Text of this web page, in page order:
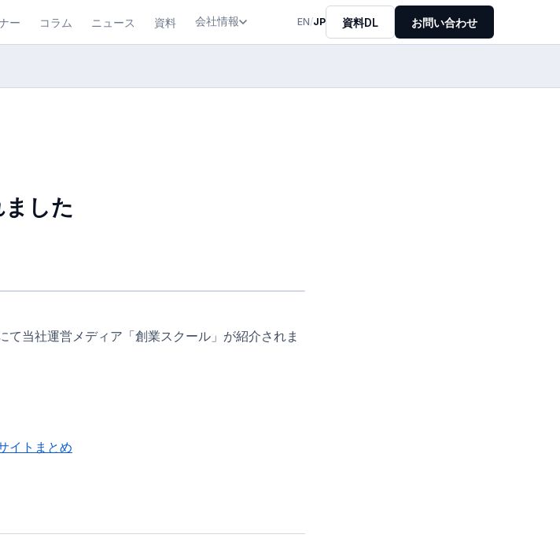
ー コラム ニュース 資料 会社情報 EN/JP 資料DL お問い合わせ
した
て当社運営メディア「創業スクール」が紹介されま
イトまとめ